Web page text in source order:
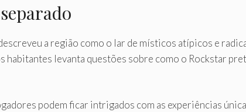
a região como o lar de místicos atípicos e
levanta questões sobre como o Rockstar
podem ficar intrigados com as experiências